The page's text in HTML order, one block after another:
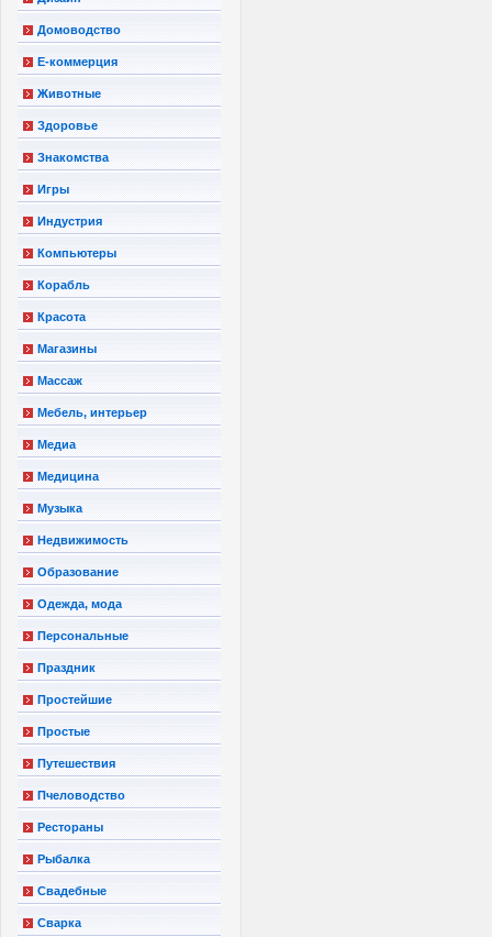
Домоводство
Е-коммерция
Животные
Здоровье
Знакомства
Игры
Индустрия
Компьютеры
Корабль
Красота
Магазины
Массаж
Мебель, интерьер
Медиа
Медицина
Музыка
Недвижимость
Образование
Одежда, мода
Персональные
Праздник
Простейшие
Простые
Путешествия
Пчеловодство
Рестораны
Рыбалка
Свадебные
Сварка